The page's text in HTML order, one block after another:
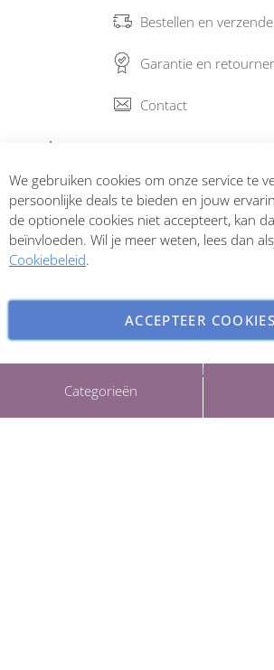
Categorieën
Bestellen en
Garantie en
Contact
Abonneer op onze
Copyright © 2026 ParfumCenter.nl. All
We gebruiken cookies om onze service te
persoonlijke deals te bieden en jouw
de optionele cookies niet accepteert, kan
beïnvloeden. Wil je meer weten, lees dan
Cookiebeleid.
ACCEPTEER COOKIES
INSTELLINGEN